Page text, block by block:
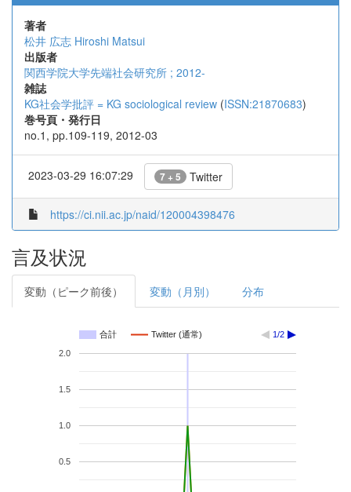
著者
松井 広志 Hiroshi Matsui
出版者
関西学院大学先端社会研究所 ; 2012-
雑誌
KG社会学批評 = KG sociological review (ISSN:21870683)
巻号頁・発行日
no.1, pp.109-119, 2012-03
2023-03-29 16:07:29 7 + 5 Twitter
https://ci.nii.ac.jp/naid/120004398476
言及状況
変動（ピーク前後） 変動（月別） 分布
合計 Twitter (通常) 1/2
0.5
1.0
1.5
2.0